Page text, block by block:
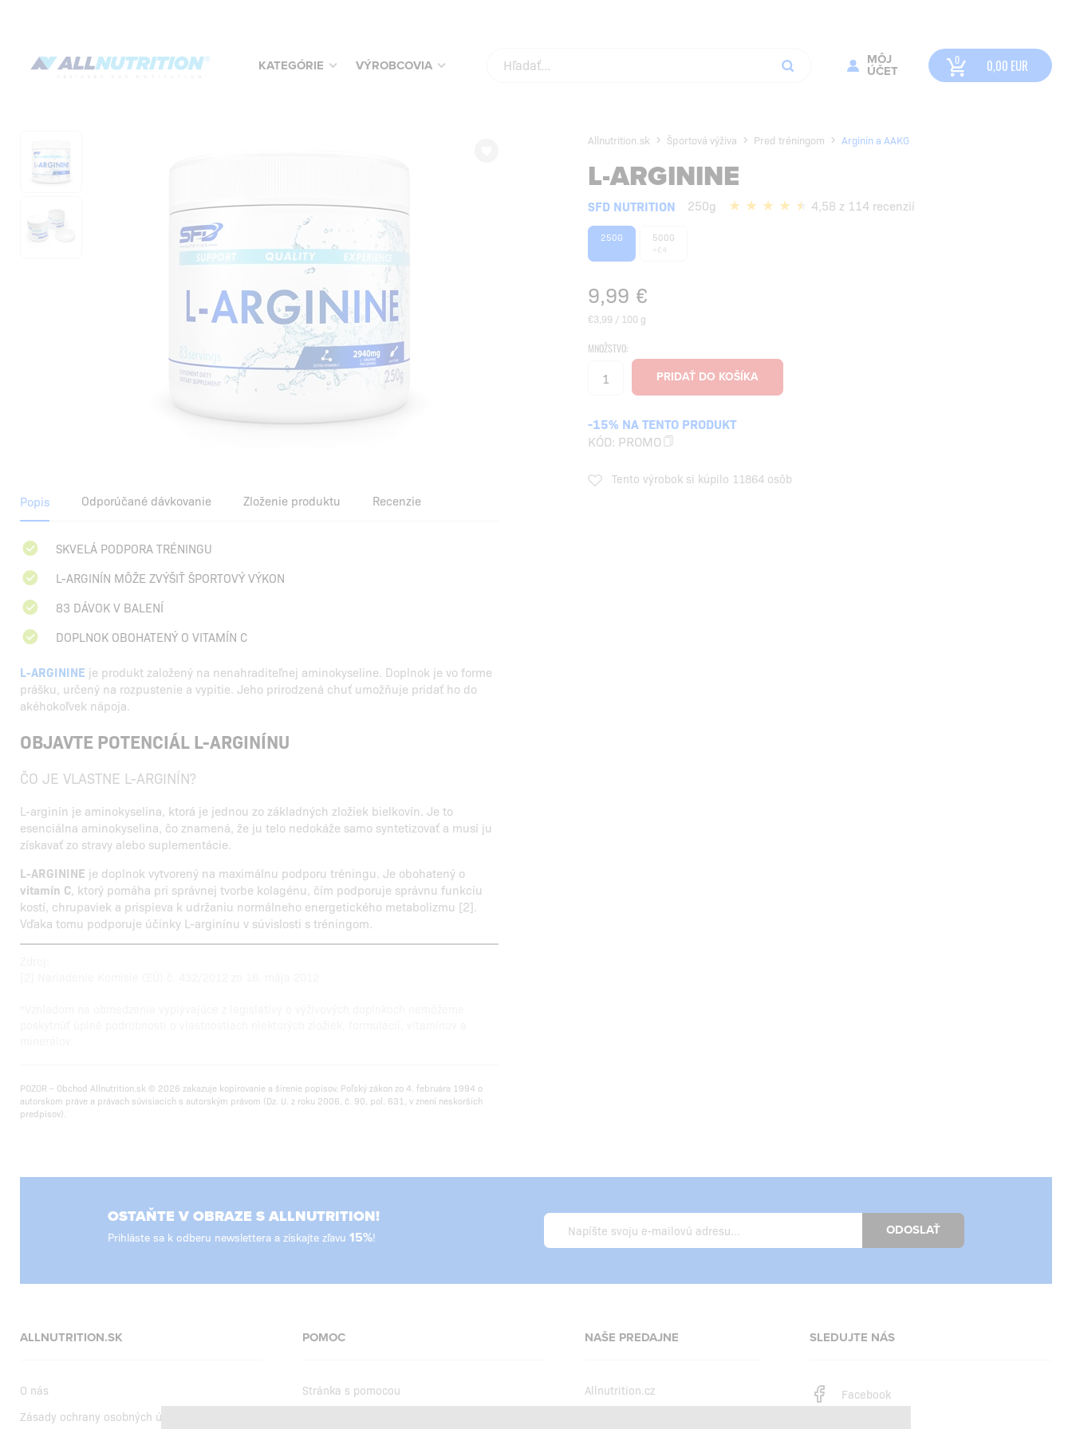
KATEGÓRIE VÝROBCOVIA
MÔJ
ÚČET
0,00 EUR
Allnutrition.sk Športová výživa Pred tréningom Arginín a AAKG
L-ARGININE
SFD NUTRITION 250g 4,58 z 114 recenzií
250G 500G
+€4
9,99 €
€3,99 / 100 g
MNOŽSTVO:
-15% NA TENTO PRODUKT
KÓD: PROMO
Tento výrobok si kúpilo 11864 osôb
Popis Odporúčané dávkovanie Zloženie produktu Recenzie
SKVELÁ PODPORA TRÉNINGU
L-ARGINÍN MÔŽE ZVÝŠIŤ ŠPORTOVÝ VÝKON
83 DÁVOK V BALENÍ
DOPLNOK OBOHATENÝ O VITAMÍN C
L-ARGININE je produkt založený na nenahraditeľnej aminokyseline. Doplnok je vo forme
prášku, určený na rozpustenie a vypitie. Jeho prirodzená chuť umožňuje pridať ho do
akéhokoľvek nápoja.
OBJAVTE POTENCIÁL L-ARGINÍNU
ČO JE VLASTNE L-ARGINÍN?
L-arginín je aminokyselina, ktorá je jednou zo základných zložiek bielkovín. Je to
esenciálna aminokyselina, čo znamená, že ju telo nedokáže samo syntetizovať a musí ju
získavať zo stravy alebo suplementácie.
L-ARGININE je doplnok vytvorený na maximálnu podporu tréningu. Je obohatený o
vitamín C, ktorý pomáha pri správnej tvorbe kolagénu, čím podporuje správnu funkciu
kostí, chrupaviek a prispieva k udržaniu normálneho energetického metabolizmu [2].
Vďaka tomu podporuje účinky L-arginínu v súvislosti s tréningom.
POZOR – Obchod Allnutrition.sk © 2026 zakazuje kopírovanie a šírenie popisov. Poľský zákon zo 4. februára 1994 o
autorskom práve a právach súvisiacich s autorským právom (Dz. U. z roku 2006, č. 90, pol. 631, v znení neskorších
predpisov).
OSTAŇTE V OBRAZE S ALLNUTRITION!
Prihláste sa k odberu newslettera a získajte zľavu 15%! ODOSLAŤ
ALLNUTRITION.SK
O nás
Zásady ochrany osobných údajov
POMOC
Stránka s pomocou
NAŠE PREDAJNE
Allnutrition.cz
SLEDUJTE NÁS
Facebook